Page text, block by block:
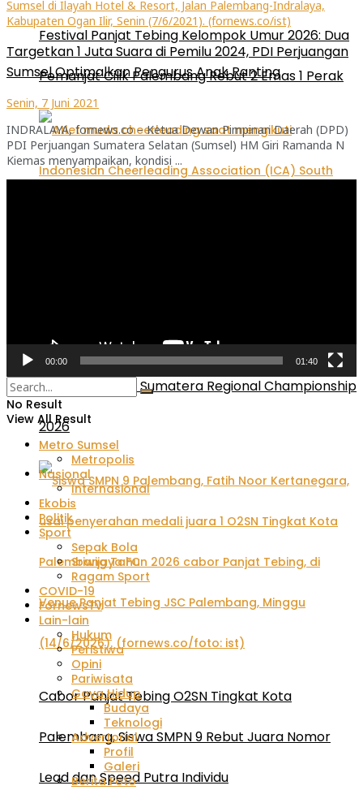
Festival Panjat Tebing Kelompok Umur 2026: Dua
Pemanjat Cilik Palembang Rebut 2 Emas 1 Perak
Sebanyak 93 Atlet Muda cheerleading Unjuk Skill
pada ICA South Sumatera Regional Championship
2026
Cabor Panjat Tebing O2SN Tingkat Kota
Palembang, Siswa SMPN 9 Rebut Juara Nomor
Lead dan Speed Putra Individu
Targetkan 1 Juta Suara di Pemilu 2024, PDI Perjuangan
Sumsel Optimalkan Pengurus Anak Ranting
Senin, 7 Juni 2021
INDRALAYA, fornews.co – Ketua Dewan Pimpinan Daerah (DPD)
PDI Perjuangan Sumatera Selatan (Sumsel) HM Giri Ramanda N
Kiemas menyampaikan, kondisi ...
00:00 01:40
No Result
View All Result
Metro Sumsel
Metropolis
Nasional
Internasional
Ekobis
Politik
Sport
Sepak Bola
Sriwijaya FC
Ragam Sport
COVID-19
FornewsTv
Lain-lain
Hukum
Peristiwa
Opini
Pariwisata
Gaya Hidup
Budaya
Teknologi
Advertorial
Profil
Galeri
Berita Foto